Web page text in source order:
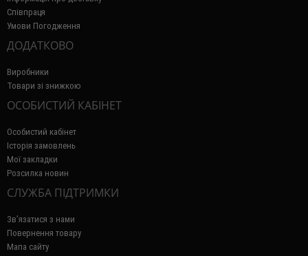
Співпраця
Умови Погодження
ДОДАТКОВО
Виробники
Товари зі знижкою
ОСОБИСТИЙ КАБІНЕТ
Особистий кабінет
Історія замовлень
Мої закладки
Розсилка новин
СЛУЖБА ПІДТРИМКИ
Зв’язатися з нами
Повернення товару
Мапа сайту